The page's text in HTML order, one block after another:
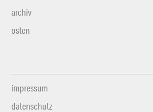
archiv
osten
impressum
datenschutz